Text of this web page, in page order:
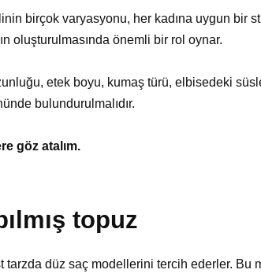
birçok varyasyonu, her kadına uygun bir
oluşturulmasında önemli bir rol oynar.
etek boyu, kumaş türü, elbisedeki
bulundurulmalıdır.
göz atalım.
topuz
tarzda düz saç modellerini tercih ederler. Bu